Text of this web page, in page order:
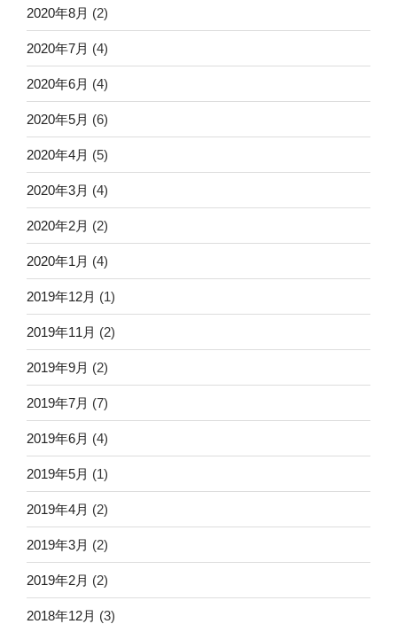
2020年8月 (2)
2020年7月 (4)
2020年6月 (4)
2020年5月 (6)
2020年4月 (5)
2020年3月 (4)
2020年2月 (2)
2020年1月 (4)
2019年12月 (1)
2019年11月 (2)
2019年9月 (2)
2019年7月 (7)
2019年6月 (4)
2019年5月 (1)
2019年4月 (2)
2019年3月 (2)
2019年2月 (2)
2018年12月 (3)